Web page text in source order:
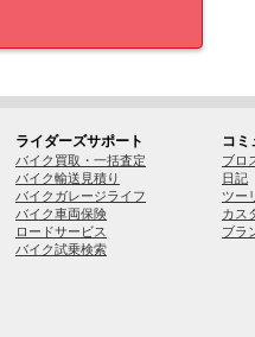
ライダーズサポート
バイク買取・一括査定
バイク輸送見積り
バイクガレージライフ
バイク車両保険
ロードサービス
バイク試乗検索
コミ
ブロ
日記
ツー
カス
ブラ